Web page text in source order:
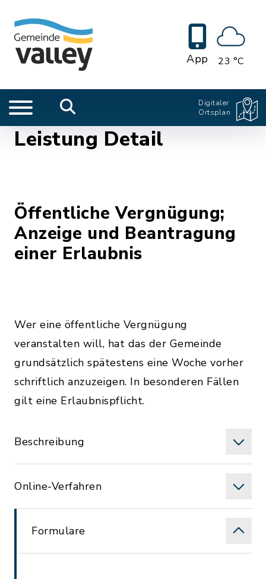
App 23 °C
Digitaler
Ortsplan
Leistung Detail
Öffentliche Vergnügung;
Anzeige und Beantragung
einer Erlaubnis
Wer eine öffentliche Vergnügung
veranstalten will, hat das der Gemeinde
grundsätzlich spätestens eine Woche vorher
schriftlich anzuzeigen. In besonderen Fällen
gilt eine Erlaubnispflicht.
Beschreibung
Online-Verfahren
Formulare